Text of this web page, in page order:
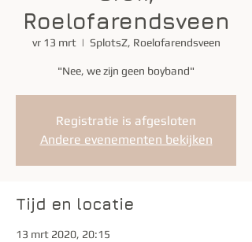
Roelofarendsveen
vr 13 mrt
  |
SplotsZ, Roelofarendsveen
"Nee, we zijn geen boyband"
Registratie is afgesloten
Andere evenementen bekijken
Tijd en locatie
13 mrt 2020, 20:15